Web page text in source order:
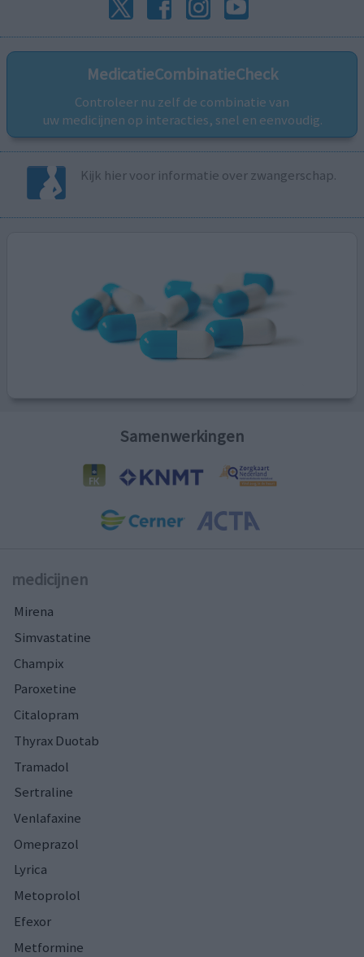
MedicatieCombinatieCheck
Controleer nu zelf de combinatie van
uw medicijnen op interacties, snel en eenvoudig.
Kijk hier voor informatie over zwangerschap.
Samenwerkingen
medicijnen
Mirena
Simvastatine
Champix
Paroxetine
Citalopram
Thyrax Duotab
Tramadol
Sertraline
Venlafaxine
Omeprazol
Lyrica
Metoprolol
Efexor
Metformine